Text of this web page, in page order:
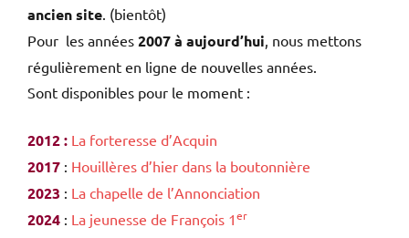
ancien site. (bientôt)
Pour les années 2007 à aujourd’hui, nous mettons
régulièrement en ligne de nouvelles années.
Sont disponibles pour le moment :
2012 : La forteresse d’Acquin
2017 : Houillères d’hier dans la boutonnière
2023 : La chapelle de l’Annonciation
2024 : La jeunesse de François 1er